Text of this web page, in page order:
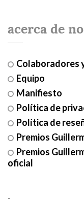
acerca de
Colaboradores
Equipo
Manifiesto
Política de
Política de
Premios
Premios
oficial
-